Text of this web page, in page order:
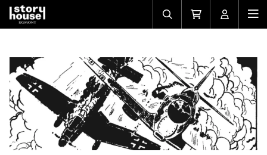
Avaa/sulje
haku
Siirry
ostoskoriin
Avaa/